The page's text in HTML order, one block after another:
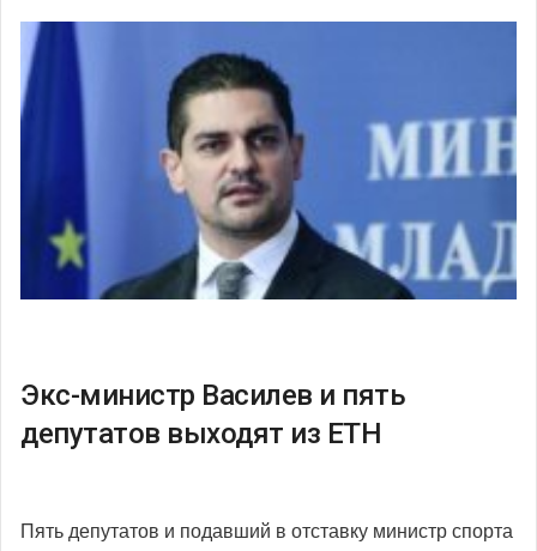
Экс-министр Василев и пять
депутатов выходят из ЕТН
Пять депутатов и подавший в отставку министр спорта